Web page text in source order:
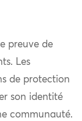
preuve de
Les
de protection
son identité
communauté.